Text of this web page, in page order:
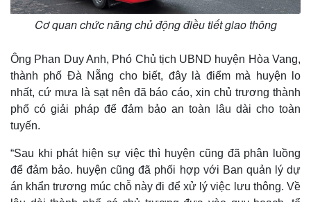
Cơ quan chức năng chủ động điều tiết giao thông
Ông Phan Duy Anh, Phó Chủ tịch UBND huyện Hòa Vang,
thành phố Đà Nẵng cho biết, đây là điểm mà huyện lo
nhất, cứ mưa là sạt nên đã báo cáo, xin chủ trương thành
phố có giải pháp để đảm bảo an toàn lâu dài cho toàn
tuyến.
“Sau khi phát hiện sự việc thì huyện cũng đã phân luồng
để đảm bảo. huyện cũng đã phối hợp với Ban quản lý dự
án khẩn trương múc chỗ này đi để xử lý việc lưu thông. Về